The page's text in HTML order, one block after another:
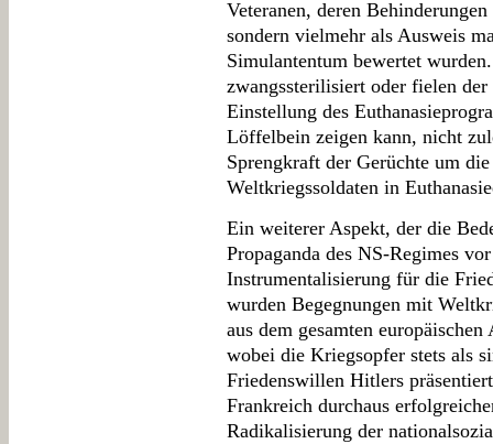
Veteranen, deren
sondern vielmehr als Ausweis
Simulantentum bewertet
zwangssterilisiert oder fielen
Einstellung des
Löffelbein zeigen kann, nicht
Sprengkraft der Gerüchte um
Weltkriegssoldaten in
Ein weiterer Aspekt, der die
Propaganda des NS-Regimes
Instrumentalisierung für die
wurden Begegnungen mit
aus dem gesamten
wobei die Kriegsopfer stets als
Friedenswillen Hitlers
Frankreich durchaus
Radikalisierung der